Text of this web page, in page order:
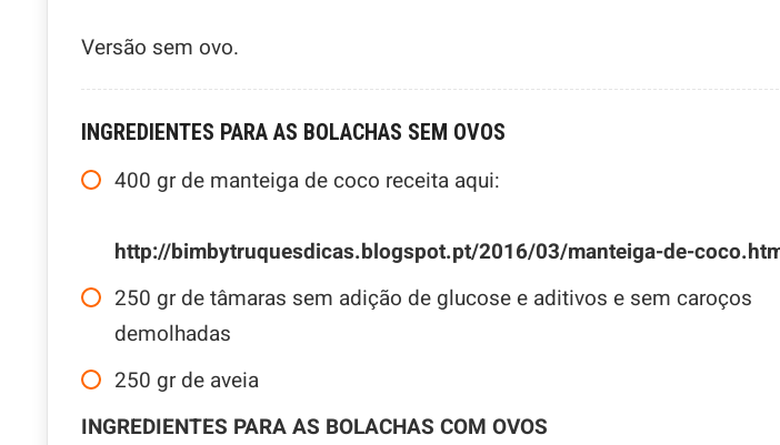
Versão sem ovo.
INGREDIENTES PARA AS BOLACHAS SEM OVOS
400 gr de manteiga de coco receita aqui:
http://bimbytruquesdicas.blogspot.pt/2016/03/manteiga-de-
250 gr de tâmaras sem adição de glucose e aditivos e sem caroços
demolhadas
250 gr de aveia
INGREDIENTES PARA AS BOLACHAS COM OVOS